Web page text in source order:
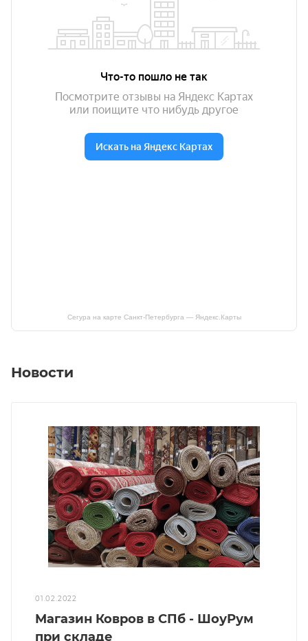
Сегура на карте Санкт‑Петербурга — Яндекс.Карты
Новости
01.02.2022
Магазин Ковров в СПб - ШоуРум
при складе